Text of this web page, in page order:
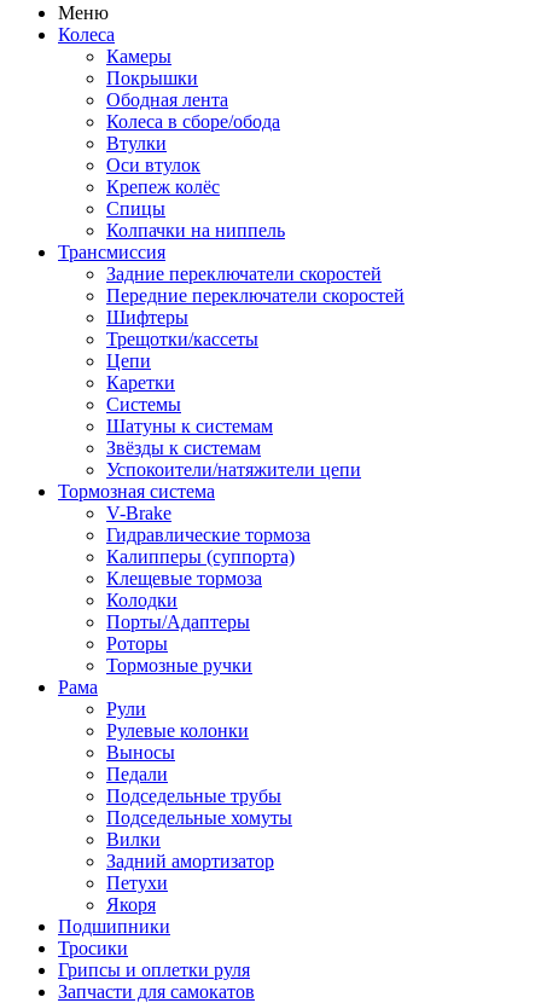
Меню
Колеса
Камеры
Покрышки
Ободная лента
Колеса в сборе/обода
Втулки
Оси втулок
Крепеж колёс
Спицы
Колпачки на ниппель
Трансмиссия
Задние переключатели скоростей
Передние переключатели скоростей
Шифтеры
Трещотки/кассеты
Цепи
Каретки
Системы
Шатуны к системам
Звёзды к системам
Успокоители/натяжители цепи
Тормозная система
V-Brake
Гидравлические тормоза
Калипперы (суппорта)
Клещевые тормоза
Колодки
Порты/Адаптеры
Роторы
Тормозные ручки
Рама
Рули
Рулевые колонки
Выносы
Педали
Подседельные трубы
Подседельные хомуты
Вилки
Задний амортизатор
Петухи
Якоря
Подшипники
Тросики
Грипсы и оплетки руля
Запчасти для самокатов